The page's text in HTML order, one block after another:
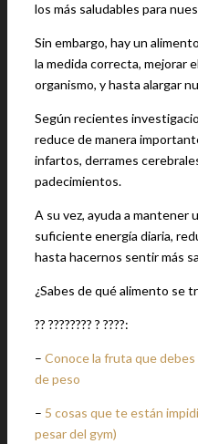
los más saludables para
Sin embargo, hay un
la medida correcta, mejorar
organismo, y hasta alargar
Según recientes
reduce de manera
infartos, derrames
padecimientos.
A su vez, ayuda a mantener
suficiente energía diaria,
hasta hacernos sentir más
¿Sabes de qué alimento se
?? ???????? ? ????:
– Conoce la fruta que
de peso
– 5 cosas que te están
pesar del gym)